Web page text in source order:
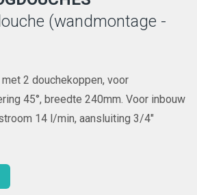
(wandmontage -
2 douchekoppen, voor
45°, breedte 240mm. Voor inbouw
14 l/min, aansluiting 3/4"